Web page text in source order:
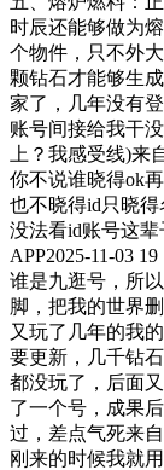
时辰还能够做为
个物件，只不外
颗钻石才能够生
家了，几年没有
账号间接给我干
上？我感受线)来
你不说谁晓得ok
也不晓得id只晓
没法看id账号这
APP2025-11-03
谁是九逛号，所
脚，把我的世界
又玩了几年的我
要更新，几千钻
都没玩了，后面
了一个号，成果
过，差点气死来自
刚来的时候我就